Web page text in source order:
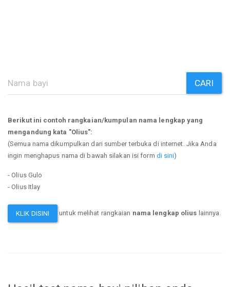
CARI
Berikut ini contoh rangkaian/kumpulan nama lengkap yang
mengandung kata "Olius":
(Semua nama dikumpulkan dari sumber terbuka di internet. Jika Anda
ingin menghapus nama di bawah silakan isi form di sini)
- Olius Gulo
- Olius Itlay
KLIK DISINI untuk melihat rangkaian nama lengkap olius lainnya.